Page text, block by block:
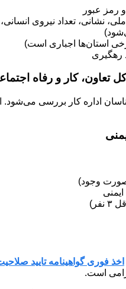
رمز عبور
نشانی، تعداد نیروی
استان‌ها اجباری است)
رهگیری
تعاون، کار و رفاه
اداره کار بررسی می‌شود.
صورت وجود)
اخذ فوری گواهینامه تایید
است.